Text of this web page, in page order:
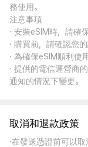
務使用。
注意事項
· 安裝eSIM時，請確
· 購買前，請確認您
· 為確保eSIM順利使
· 提供的電信運營商
通知的情況下變更。
取消和退款政策
·在發送憑證前可以